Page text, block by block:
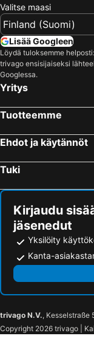
Valitse maasi
Lisää Googleen
Löydä tuloksemme
trivago ensisijaiseksi
Googlessa.
Yritys
Tuotteemme
Ehdot ja käytännöt
Tuki
Kirjaudu
jäsenedut
Yksilöity
Kanta-
trivago N.V., Kesselstraße
Copyright 2026 trivago |